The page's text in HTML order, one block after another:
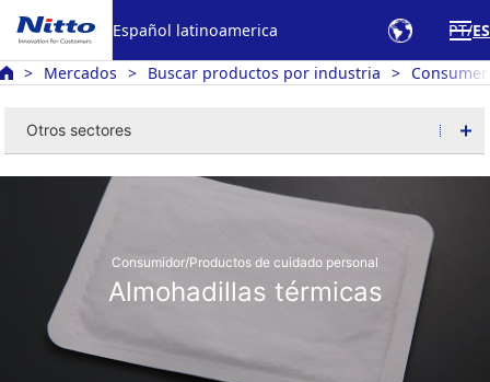
Español latinoamerica PT ES
Mercados Buscar productos por industria
Otros sectores
Consumidor/Productos de cuidado personal
Almohadillas térmicas